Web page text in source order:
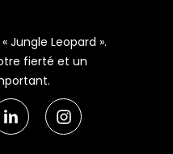
Jungle Leopard ».
fierté et un